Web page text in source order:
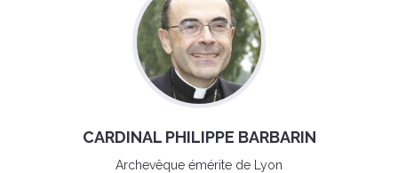
CARDINAL PHILIPPE BARBARIN
Archevêque émérite de Lyon